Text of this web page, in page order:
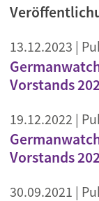
13.12.2023 |
Vorstands
19.12.2022 |
Vorstands
30.09.2021 |